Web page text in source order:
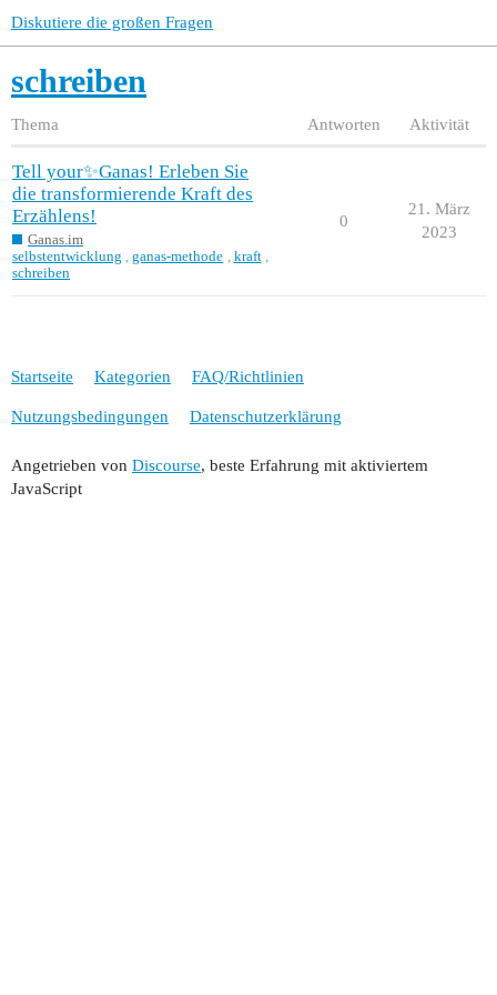
Diskutiere die großen Fragen
schreiben
Thema Antworten Aktivität
Tell your✨Ganas! Erleben Sie
die transformierende Kraft des
Erzählens!
Ganas.im
selbstentwicklung ,ganas-methode , kraft ,
schreiben
0
21. März
2023
Startseite Kategorien FAQ/Richtlinien
Nutzungsbedingungen Datenschutzerklärung
Angetrieben von Discourse, beste Erfahrung mit aktiviertem
JavaScript